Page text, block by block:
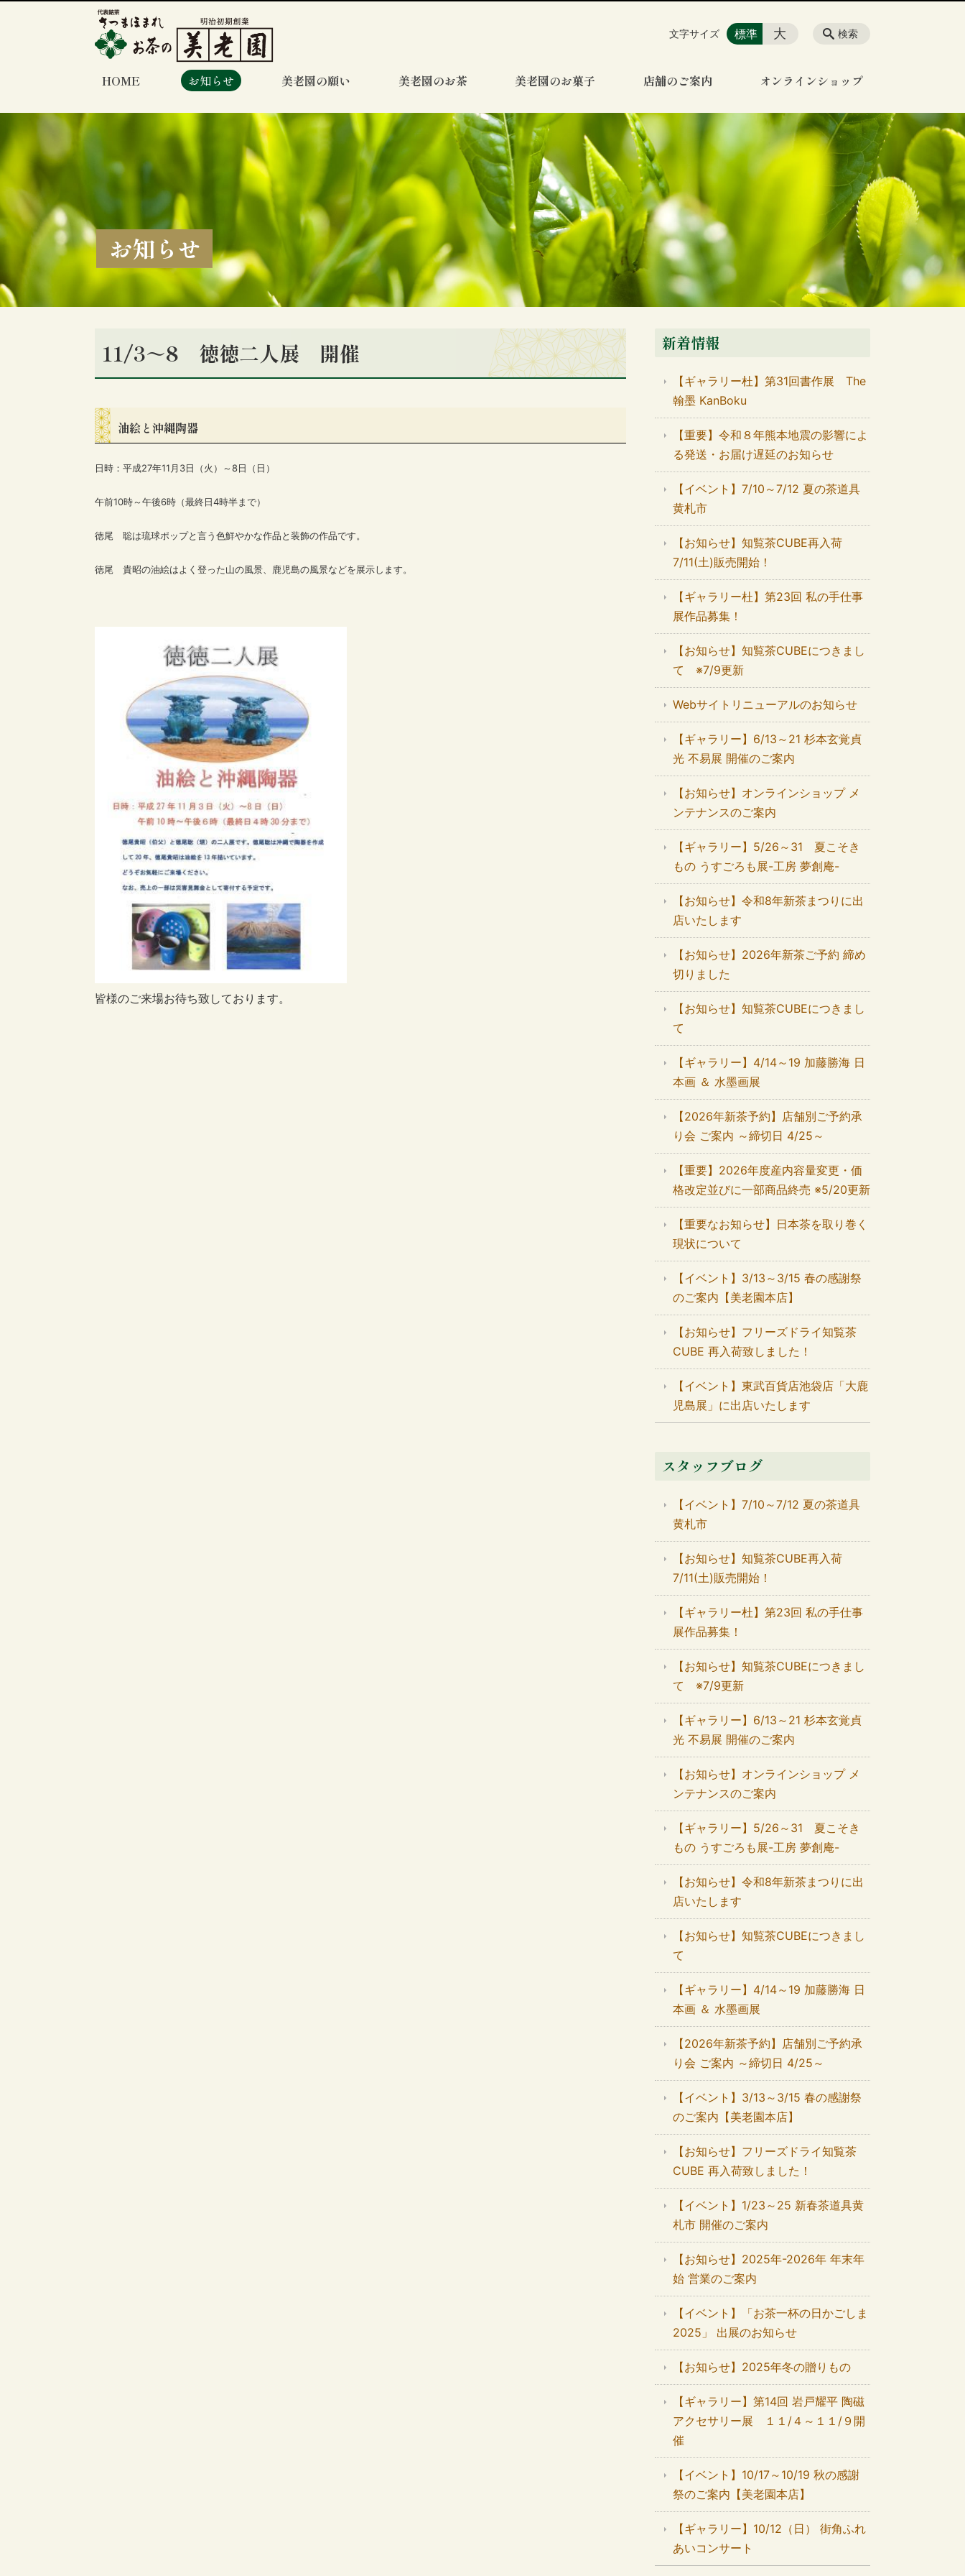
HOME お知らせ 美老園の願い 美老園のお茶 美老園のお菓子 店舗のご案内 オンラインショップ
検索
文字サイズ 標準 大
お知らせ
11/3～8 徳徳二人展 開催
油絵と沖縄陶器
日時：平成27年11月3日（火）～8日（日）
午前10時～午後6時（最終日4時半まで）
徳尾 聡は琉球ポップと言う色鮮やかな作品と装飾の作品です。
徳尾 貴昭の油絵はよく登った山の風景、鹿児島の風景などを展示します。
皆様のご来場お待ち致しております。
新着情報
【ギャラリー杜】第31回書作展 The
翰墨 KanBoku
【重要】令和８年熊本地震の影響によ
る発送・お届け遅延のお知らせ
【イベント】7/10～7/12 夏の茶道具
黄札市
【お知らせ】知覧茶CUBE再入荷
7/11(土)販売開始！
【ギャラリー杜】第23回 私の手仕事
展作品募集！
【お知らせ】知覧茶CUBEにつきまし
て ※7/9更新
Webサイトリニューアルのお知らせ
【ギャラリー】6/13～21 杉本玄覚貞
光 不易展 開催のご案内
【お知らせ】オンラインショップ メ
ンテナンスのご案内
【ギャラリー】5/26～31 夏こそき
もの うすごろも展-工房 夢創庵-
【お知らせ】令和8年新茶まつりに出
店いたします
【お知らせ】2026年新茶ご予約 締め
切りました
【お知らせ】知覧茶CUBEにつきまし
て
【ギャラリー】4/14～19 加藤勝海 日
本画 ＆ 水墨画展
【2026年新茶予約】店舗別ご予約承
り会 ご案内 ～締切日 4/25～
【重要】2026年度産内容量変更・価
格改定並びに一部商品終売 ※5/20更新
【重要なお知らせ】日本茶を取り巻く
現状について
【イベント】3/13～3/15 春の感謝祭
のご案内【美老園本店】
【お知らせ】フリーズドライ知覧茶
CUBE 再入荷致しました！
【イベント】東武百貨店池袋店「大鹿
児島展」に出店いたします
スタッフブログ
【イベント】7/10～7/12 夏の茶道具
黄札市
【お知らせ】知覧茶CUBE再入荷
7/11(土)販売開始！
【ギャラリー杜】第23回 私の手仕事
展作品募集！
【お知らせ】知覧茶CUBEにつきまし
て ※7/9更新
【ギャラリー】6/13～21 杉本玄覚貞
光 不易展 開催のご案内
【お知らせ】オンラインショップ メ
ンテナンスのご案内
【ギャラリー】5/26～31 夏こそき
もの うすごろも展-工房 夢創庵-
【お知らせ】令和8年新茶まつりに出
店いたします
【お知らせ】知覧茶CUBEにつきまし
て
【ギャラリー】4/14～19 加藤勝海 日
本画 ＆ 水墨画展
【2026年新茶予約】店舗別ご予約承
り会 ご案内 ～締切日 4/25～
【イベント】3/13～3/15 春の感謝祭
のご案内【美老園本店】
【お知らせ】フリーズドライ知覧茶
CUBE 再入荷致しました！
【イベント】1/23～25 新春茶道具黄
札市 開催のご案内
【お知らせ】2025年-2026年 年末年
始 営業のご案内
【イベント】「お茶一杯の日かごしま
2025」 出展のお知らせ
【お知らせ】2025年冬の贈りもの
【ギャラリー】第14回 岩戸耀平 陶磁
アクセサリー展 １１/４～１１/９開
催
【イベント】10/17～10/19 秋の感謝
祭のご案内【美老園本店】
【ギャラリー】10/12（日） 街角ふれ
あいコンサート